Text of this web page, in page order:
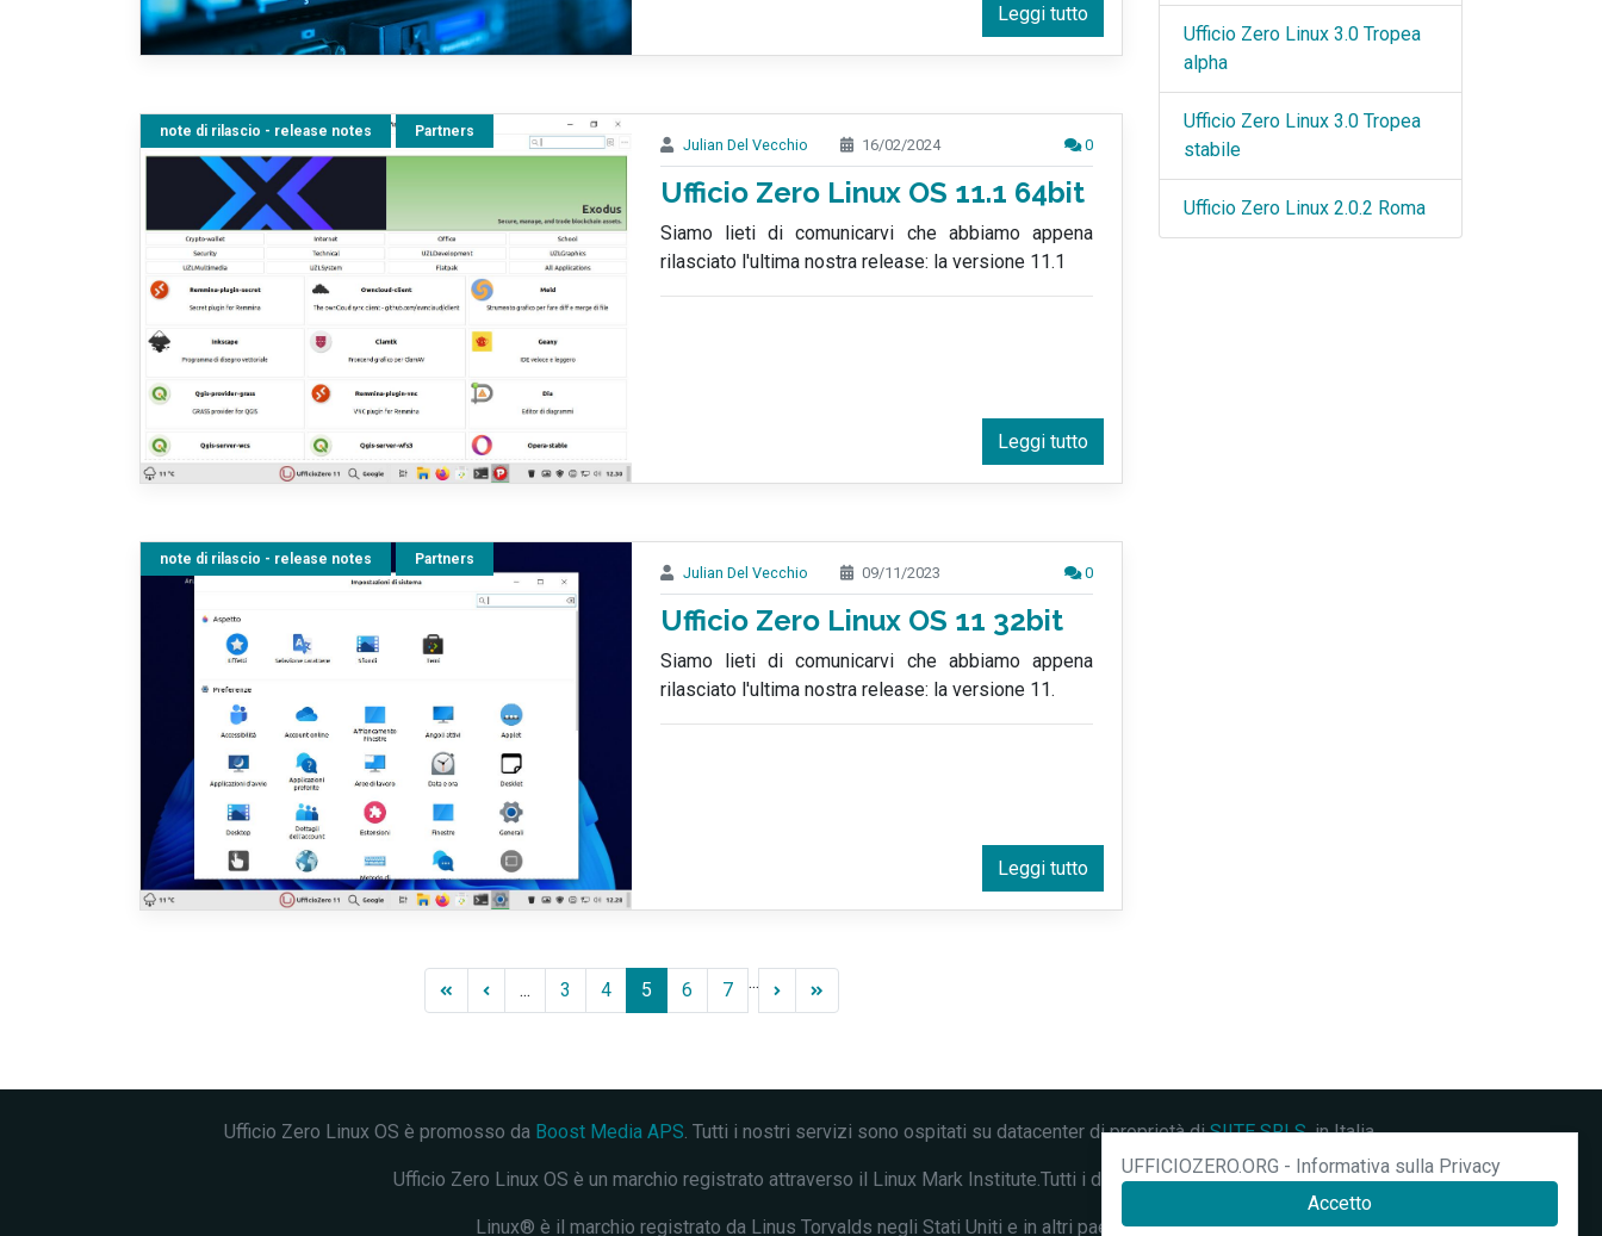
Leggi tutto
note di rilascio - release notes Partners
Julian Del Vecchio 16/02/2024 0
Ufficio Zero Linux OS 11.1 64bit
Siamo lieti di comunicarvi che abbiamo appena
rilasciato l'ultima nostra release: la versione 11.1
Leggi tutto
note di rilascio - release notes Partners
Julian Del Vecchio 09/11/2023 0
Ufficio Zero Linux OS 11 32bit
Siamo lieti di comunicarvi che abbiamo appena
rilasciato l'ultima nostra release: la versione 11.
Leggi tutto
... 3 4 5 6 7 ...
Ufficio Zero Linux 3.0 Tropea
alpha
Ufficio Zero Linux 3.0 Tropea
stabile
Ufficio Zero Linux 2.0.2 Roma
Ufficio Zero Linux OS è promosso da Boost Media APS. Tutti i nostri servizi sono ospitati su datacenter di proprietà diSIITE SRLS, in Italia.
Ufficio Zero Linux OS è un marchio registrato attraverso il Linux Mark Institute.Tutti i diritti riservati.
Linux® è il marchio registrato da Linus Torvalds negli Stati Uniti e in altri paesi.
UFFICIOZERO.ORG - Informativa sulla Privacy
Accetto